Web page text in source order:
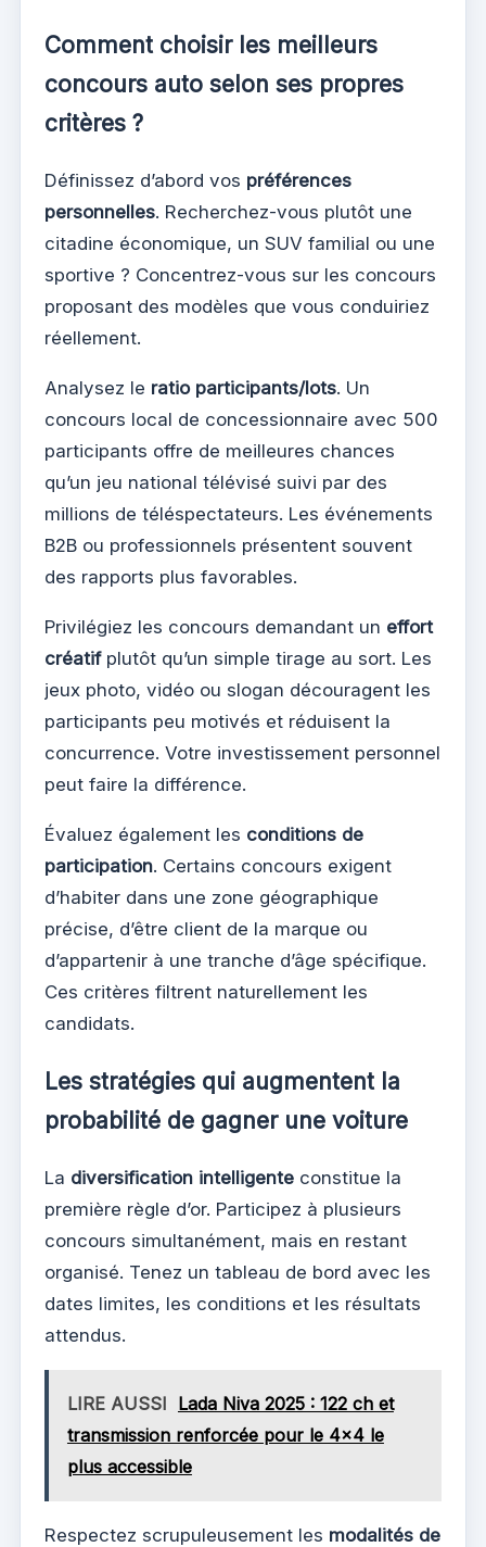
Comment choisir les meilleurs
concours auto selon ses propres
critères ?
Définissez d’abord vos préférences
personnelles. Recherchez-vous plutôt une
citadine économique, un SUV familial ou une
sportive ? Concentrez-vous sur les concours
proposant des modèles que vous conduiriez
réellement.
Analysez le ratio participants/lots. Un
concours local de concessionnaire avec 500
participants offre de meilleures chances
qu’un jeu national télévisé suivi par des
millions de téléspectateurs. Les événements
B2B ou professionnels présentent souvent
des rapports plus favorables.
Privilégiez les concours demandant un effort
créatifplutôt qu’un simple tirage au sort. Les
jeux photo, vidéo ou slogan découragent les
participants peu motivés et réduisent la
concurrence. Votre investissement personnel
peut faire la différence.
Évaluez également les conditions de
participation. Certains concours exigent
d’habiter dans une zone géographique
précise, d’être client de la marque ou
d’appartenir à une tranche d’âge spécifique.
Ces critères filtrent naturellement les
candidats.
Les stratégies qui augmentent la
probabilité de gagner une voiture
La diversification intelligente constitue la
première règle d’or. Participez à plusieurs
concours simultanément, mais en restant
organisé. Tenez un tableau de bord avec les
dates limites, les conditions et les résultats
attendus.
LIRE AUSSI Lada Niva 2025 : 122 ch et
transmission renforcée pour le 4x4 le
plus accessible
Respectez scrupuleusement les modalités de